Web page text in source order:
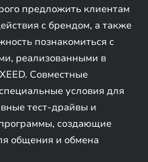
предложить клиентам
с брендом, а также
познакомиться с
реализованными в
Совместные
условия для
тест-драйвы и
создающие
общения и обмена